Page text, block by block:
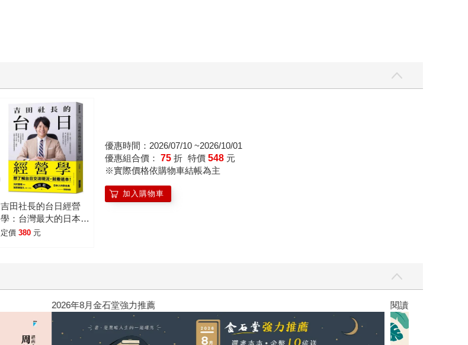
吉田社長的台日經營
學：台灣最大的日本旅
遊情報網站「樂吃購！
定價 380 元
優惠時間：2026/07/10 ~2026/10/01
優惠組合價： 75 折 特價 548 元
※實際價格依購物車結帳為主
加入購物車
飢餓遊戲前傳贈早優券 高功能倖存者